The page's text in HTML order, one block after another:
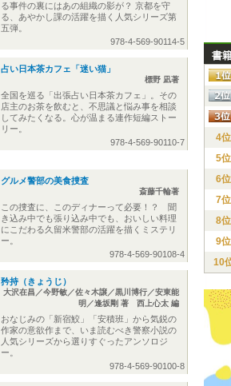
る事件の裏にはあの組織の影が？ 京都を守
る、あやかし課の活躍を描く人気シリーズ第
五弾。
978-4-569-90114-5
占い日本茶カフェ「迷い猫」
標野 凪著
全国を巡る「出張占い日本茶カフェ」。その
店主のお茶を飲むと、不思議と悩み事を相談
してみたくなる。心が温まる連作短編ストー
リー。
978-4-569-90110-7
グルメ警部の美食捜査
斎藤千輪著
この捜査に、このディナーって必要！？ 聞
き込み中でも張り込み中でも、おいしい料理
にこだわる久留米警部の活躍を描くミステリ
ー。
978-4-569-90108-4
矜持（きょうじ）
大沢在昌／今野敏／佐々木譲／黒川博行／安東能
明／逢坂剛 著 西上心太 編
おなじみの「新宿鮫」「安積班」から気鋭の
作家の意欲作まで、いま読むべき警察小説の
人気シリーズから選りすぐったアンソロジ
ー。
978-4-569-90100-8
書
4位
5位
6位
7位
8位
9位
10